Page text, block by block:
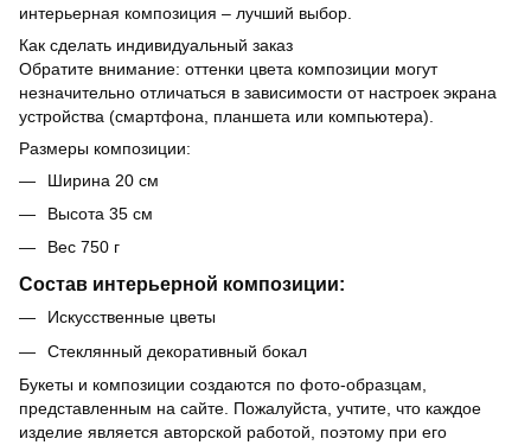
интерьерная композиция – лучший выбор.
Как сделать индивидуальный заказ
Обратите внимание: оттенки цвета композиции могут
незначительно отличаться в зависимости от настроек экрана
устройства (смартфона, планшета или компьютера).
Размеры композиции:
Ширина 20 см
Высота 35 см
Вес 750 г
Состав интерьерной композиции:
Искусственные цветы
Стеклянный декоративный бокал
Букеты и композиции создаются по фото-образцам,
представленным на сайте. Пожалуйста, учтите, что каждое
изделие является авторской работой, поэтому при его